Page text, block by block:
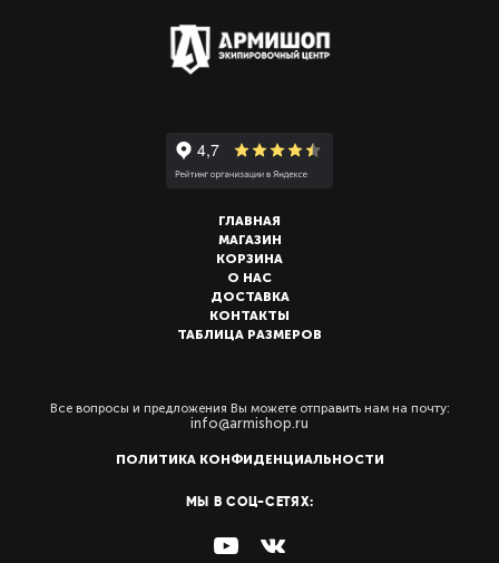
ГЛАВНАЯ
МАГАЗИН
КОРЗИНА
О НАС
ДОСТАВКА
КОНТАКТЫ
ТАБЛИЦА РАЗМЕРОВ
Все вопросы и предложения Вы можете отправить нам на почту:
info@armishop.ru
ПОЛИТИКА КОНФИДЕНЦИАЛЬНОСТИ
МЫ В СОЦ-СЕТЯХ: